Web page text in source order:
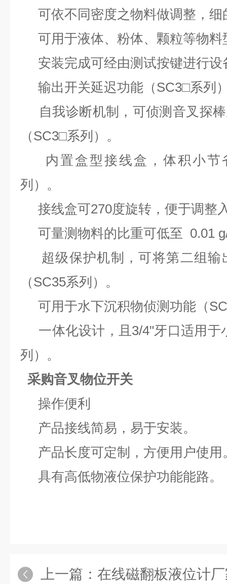
可依不同密度之物料做调整，细
可用于液体、粉体、颗粒等物料
安装完成可经由测试按键进行设
输出开关延迟功能（SC3□系列
自我诊断机制，可侦测音叉探
（SC3□系列）。
内置盒型接线盒，体积小节
列）。
接线盒可270度旋转，便于调整
可量测物料的比重可低至 0.01
超级保护机制，可将第二组输
（SC35系列）。
可用于水下沉积物侦测功能（
一体化设计，且3/4"牙口适用于
列）。
采购音叉物位开关
操作便利
产品接线简易，易于安装。
产品长度可定制，方便用户使用
具有高低物液位保护功能能路。
上一篇： 在线磁翻板液位计